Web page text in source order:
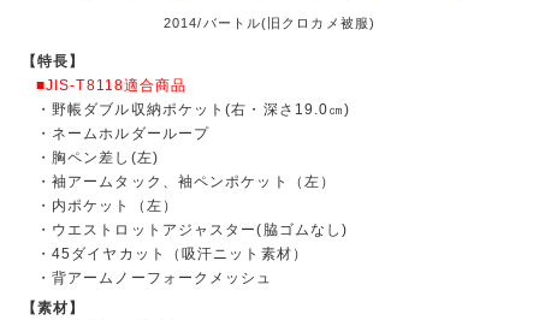
2014/バートル(旧クロカメ被服)
【特長】
■JIS-T8118適合商品
・野帳ダブル収納ポケット(右・深さ19.0㎝)
・ネームホルダーループ
・胸ペン差し(左)
・袖アームタック、袖ペンポケット（左）
・内ポケット（左）
・ウエストロットアジャスター(脇ゴムなし)
・45ダイヤカット（吸汗ニット素材）
・背アームノーフォークメッシュ
【素材】